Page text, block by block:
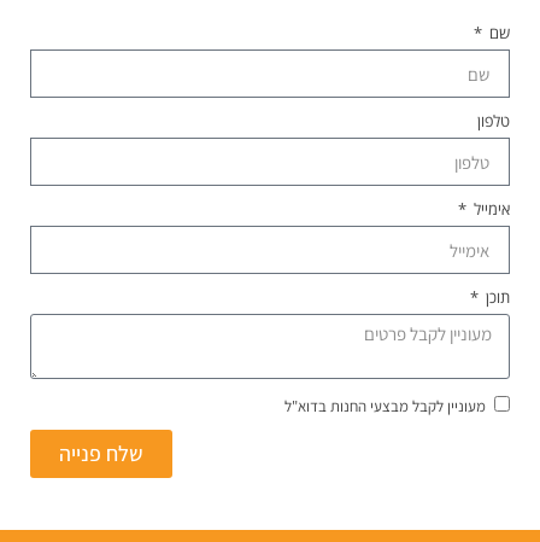
שם
טלפון
אימייל
תוכן
מעוניין לקבל מבצעי החנות בדוא"ל
שלח פנייה